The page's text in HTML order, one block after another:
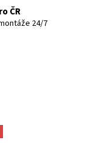
ČR
24/7